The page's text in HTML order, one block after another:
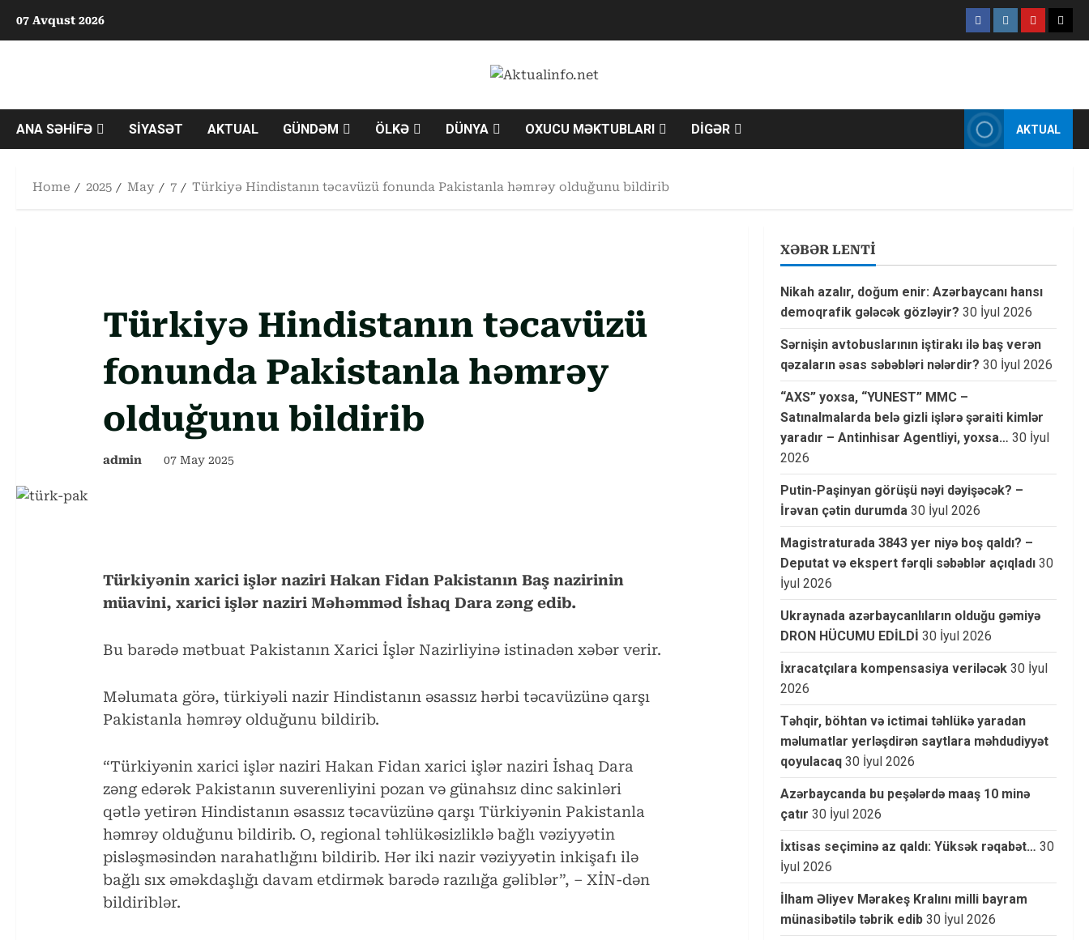
07 Avqust 2026 FacebookInstagram
Youtube
X
ANA SƏHİFƏ SİYASƏT AKTUAL GÜNDƏM ÖLKƏ DÜNYA OXUCU MƏKTUBLARI DİGƏR AKTUAL
Home 2025 May 7 Türkiyə Hindistanın təcavüzü fonunda Pakistanla həmrəy olduğunu bildirib
Türkiyə Hindistanın təcavüzü
fonunda Pakistanla həmrəy
olduğunu bildirib
admin 07 May 2025
Türkiyənin xarici işlər naziri Hakan Fidan Pakistanın Baş nazirinin
müavini, xarici işlər naziri Məhəmməd İshaq Dara zəng edib.
Bu barədə mətbuat Pakistanın Xarici İşlər Nazirliyinə istinadən xəbər verir.
Məlumata görə, türkiyəli nazir Hindistanın əsassız hərbi təcavüzünə qarşı
Pakistanla həmrəy olduğunu bildirib.
“Türkiyənin xarici işlər naziri Hakan Fidan xarici işlər naziri İshaq Dara
zəng edərək Pakistanın suverenliyini pozan və günahsız dinc sakinləri
qətlə yetirən Hindistanın əsassız təcavüzünə qarşı Türkiyənin Pakistanla
həmrəy olduğunu bildirib. O, regional təhlükəsizliklə bağlı vəziyyətin
pisləşməsindən narahatlığını bildirib. Hər iki nazir vəziyyətin inkişafı ilə
bağlı sıx əməkdaşlığı davam etdirmək barədə razılığa gəliblər”, – XİN-dən
bildiriblər.
XƏBƏR LENTİ
Nikah azalır, doğum enir: Azərbaycanı hansı
demoqrafik gələcək gözləyir? 30 İyul 2026
Sərnişin avtobuslarının iştirakı ilə baş verən
qəzaların əsas səbəbləri nələrdir? 30 İyul 2026
“AXS” yoxsa, “YUNEST” MMC –
Satınalmalarda belə gizli işlərə şəraiti kimlər
yaradır – Antinhisar Agentliyi, yoxsa… 30 İyul
2026
Putin-Paşinyan görüşü nəyi dəyişəcək? –
İrəvan çətin durumda 30 İyul 2026
Magistraturada 3843 yer niyə boş qaldı? –
Deputat və ekspert fərqli səbəblər açıqladı 30
İyul 2026
Ukraynada azərbaycanlıların olduğu gəmiyə
DRON HÜCUMU EDİLDİ 30 İyul 2026
İxracatçılara kompensasiya veriləcək 30 İyul
2026
Təhqir, böhtan və ictimai təhlükə yaradan
məlumatlar yerləşdirən saytlara məhdudiyyət
qoyulacaq 30 İyul 2026
Azərbaycanda bu peşələrdə maaş 10 minə
çatır 30 İyul 2026
İxtisas seçiminə az qaldı: Yüksək rəqabət… 30
İyul 2026
İlham Əliyev Mərakeş Kralını milli bayram
münasibətilə təbrik edib 30 İyul 2026